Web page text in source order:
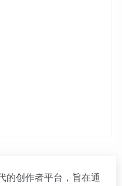
的创作者平台，旨在通